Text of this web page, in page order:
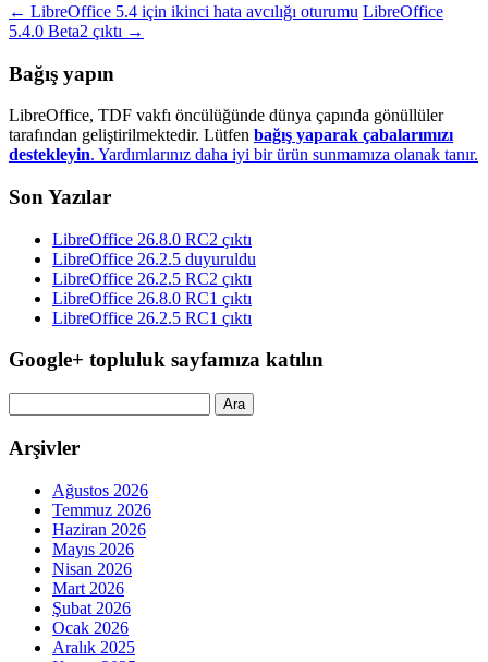
← LibreOffice 5.4 için ikinci hata avcılığı oturumu LibreOffice
5.4.0 Beta2 çıktı →
Bağış yapın
LibreOffice, TDF vakfı öncülüğünde dünya çapında gönüllüler
tarafından geliştirilmektedir. Lütfen bağış yaparak çabalarımızı
destekleyin. Yardımlarınız daha iyi bir ürün sunmamıza olanak tanır.
Son Yazılar
LibreOffice 26.8.0 RC2 çıktı
LibreOffice 26.2.5 duyuruldu
LibreOffice 26.2.5 RC2 çıktı
LibreOffice 26.8.0 RC1 çıktı
LibreOffice 26.2.5 RC1 çıktı
Google+ topluluk sayfamıza katılın
Arşivler
Ağustos 2026
Temmuz 2026
Haziran 2026
Mayıs 2026
Nisan 2026
Mart 2026
Şubat 2026
Ocak 2026
Aralık 2025